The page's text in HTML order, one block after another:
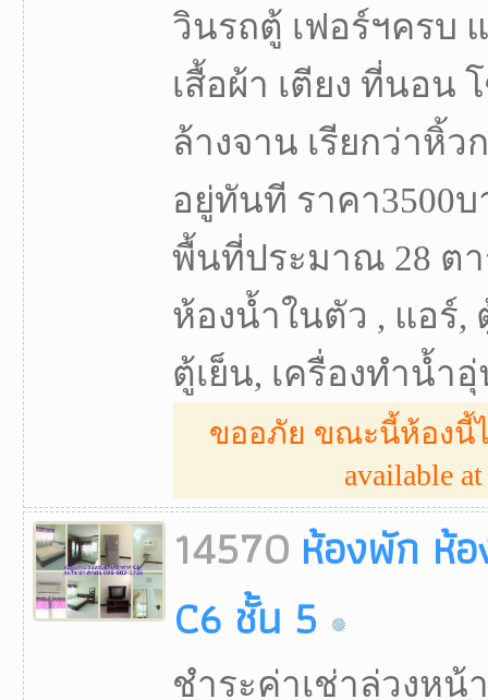
วินรถตู้ เฟอร์ฯครบ
เสื้อผ้า เตียง ที่นอน
ล้างจาน เรียกว่าหิ้ว
อยู่ทันที ราคา3500บ
พื้นที่ประมาณ 28 ตา
ห้องน้ำในตัว , แอร์,
ตู้เย็น, เครื่องทำน้ำ
ขออภัย ขณะนี้ห้องนี้ไ
available
14570 ห้องพัก ห้อ
C6 ชั้น 5
ชำระค่าเช่าล่วงหน้